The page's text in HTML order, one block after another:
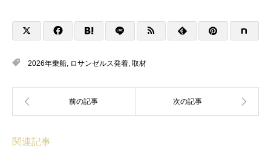
2026年乗船, ロサンゼルス発着, 取材
関連記事